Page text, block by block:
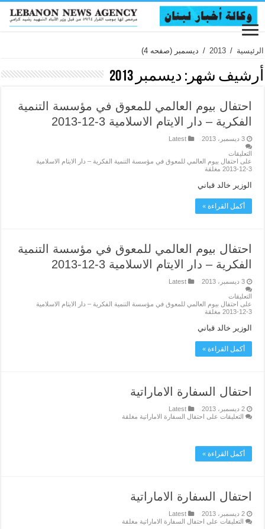
الرئيسية /
2013
/ ديسمبر (صفحه 4)
أرشيف شهر: ديسمبر 2013
احتفال بيوم العالمي للمعوق في مؤسسة التنمية
الفكرية – دار الايتام الاسلامية 3-12-2013
3 ديسمبر، 2013 Latest
التعليقات
على احتفال بيوم العالمي للمعوق في مؤسسة التنمية الفكرية – دار الايتام الاسلامية
3-12-2013 مغلقة
الوزير خالد قباني
أكمل القراءة »
احتفال بيوم العالمي للمعوق في مؤسسة التنمية
الفكرية – دار الايتام الاسلامية 3-12-2013
3 ديسمبر، 2013 Latest
التعليقات
على احتفال بيوم العالمي للمعوق في مؤسسة التنمية الفكرية – دار الايتام الاسلامية
3-12-2013 مغلقة
الوزير خالد قباني
أكمل القراءة »
احتفال السفارة الاماراتية
2 ديسمبر، 2013
Latest
التعليقات على احتفال السفارة الاماراتية مغلقة
أكمل القراءة »
احتفال السفارة الاماراتية
2 ديسمبر، 2013
Latest
التعليقات على احتفال السفارة الاماراتية مغلقة